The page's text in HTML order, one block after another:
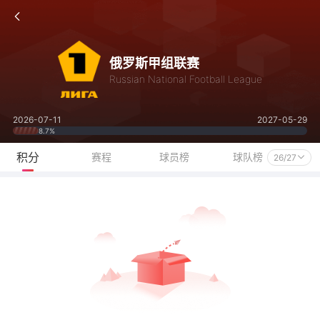
俄罗斯甲组联赛
Russian National Football League
2026-07-11 2027-05-29
8.7%
积分 赛程 球员榜 球队榜 26/27